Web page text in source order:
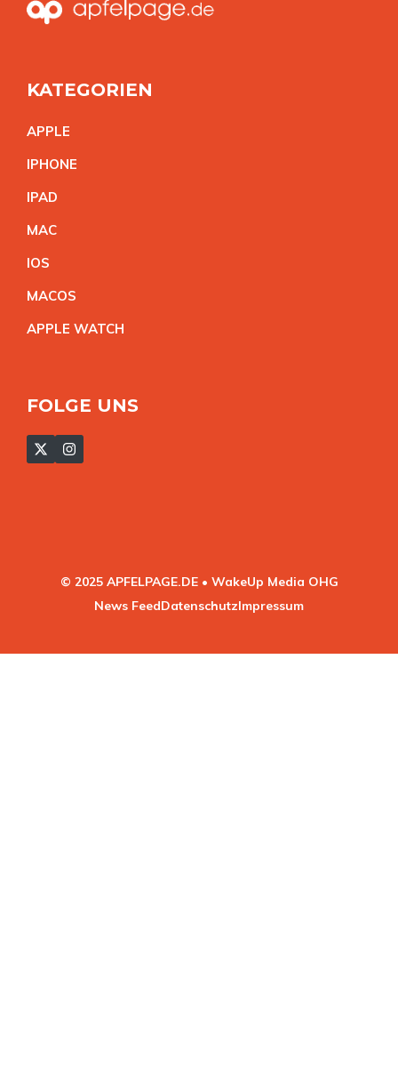
KATEGORIEN
APPLE
IPHONE
IPAD
MAC
IOS
MACOS
APPLE WATCH
FOLGE UNS
© 2025 APFELPAGE.DE • WakeUp Media OHG
News FeedDatenschutzImpressum